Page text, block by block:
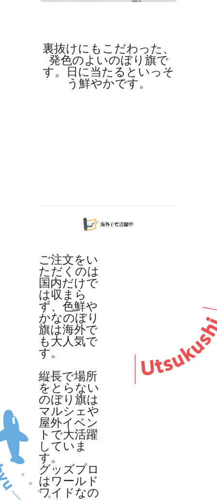
裏抜けにもこだわった、
発色のよいのぼり旗で
す。日に当たるといっそ
う鮮やかです。
ご注文をい
ただくのは
国内だけで
は収まら
ず、色鮮や
かなのぼり
旗は海外で
も大人気で
す。
縦長で場所
をとらない
のぼり旗は
マルシェや
屋外イベン
トで大活躍
していま
す。
グッズプロ
はワールド
ワイドなの